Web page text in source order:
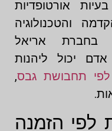
אורטופדיות
והטכנולוגיה
בחברת אריאל
יכול ליהנות
תחבושת גבס,
לפי הזמנה